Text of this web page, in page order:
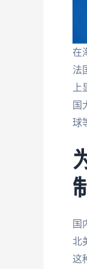
在
法
国
球
国
北
这